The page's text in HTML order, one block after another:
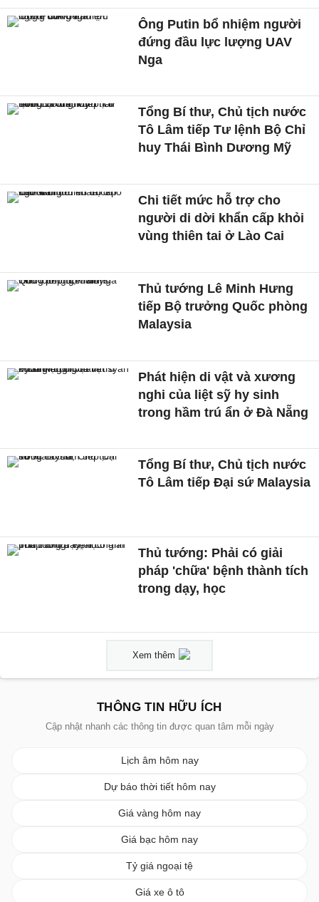
Ông Putin bổ nhiệm người
đứng đầu lực lượng UAV
Nga
Tổng Bí thư, Chủ tịch nước
Tô Lâm tiếp Tư lệnh Bộ Chỉ
huy Thái Bình Dương Mỹ
Chi tiết mức hỗ trợ cho
người di dời khẩn cấp khỏi
vùng thiên tai ở Lào Cai
Thủ tướng Lê Minh Hưng
tiếp Bộ trưởng Quốc phòng
Malaysia
Phát hiện di vật và xương
nghi của liệt sỹ hy sinh
trong hầm trú ẩn ở Đà Nẵng
Tổng Bí thư, Chủ tịch nước
Tô Lâm tiếp Đại sứ Malaysia
Thủ tướng: Phải có giải
pháp 'chữa' bệnh thành tích
trong dạy, học
Xem thêm
THÔNG TIN HỮU ÍCH
Cập nhật nhanh các thông tin được quan tâm mỗi ngày
Lịch âm hôm nay
Dự báo thời tiết hôm nay
Giá vàng hôm nay
Giá bạc hôm nay
Tỷ giá ngoại tệ
Giá xe ô tô